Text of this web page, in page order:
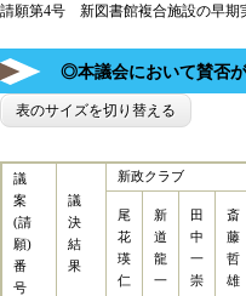
請願第4号 新図書館複合施設の早期
◎本議会において賛否
表のサイズを切り替える
議
案
(請
願)
番
号
議
決
結
果
新政クラブ
尾
花
瑛
仁
新
道
龍
一
田
中
一
崇
斎
藤
哲
雄